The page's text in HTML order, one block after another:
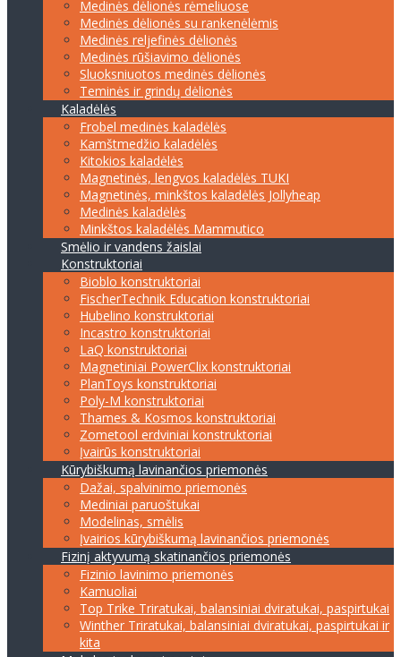
Medinės dėlionės rėmeliuose
Medinės dėlionės su rankenėlėmis
Medinės reljefinės dėlionės
Medinės rūšiavimo dėlionės
Sluoksniuotos medinės dėlionės
Teminės ir grindų dėlionės
Kaladėlės
Frobel medinės kaladėlės
Kamštmedžio kaladėlės
Kitokios kaladėlės
Magnetinės, lengvos kaladėlės TUKI
Magnetinės, minkštos kaladėlės Jollyheap
Medinės kaladėlės
Minkštos kaladėlės Mammutico
Smėlio ir vandens žaislai
Konstruktoriai
Bioblo konstruktoriai
FischerTechnik Education konstruktoriai
Hubelino konstruktoriai
Incastro konstruktoriai
LaQ konstruktoriai
Magnetiniai PowerClix konstruktoriai
PlanToys konstruktoriai
Poly-M konstruktoriai
Thames & Kosmos konstruktoriai
Zometool erdviniai konstruktoriai
Įvairūs konstruktoriai
Kūrybiškumą lavinančios priemonės
Dažai, spalvinimo priemonės
Mediniai paruoštukai
Modelinas, smėlis
Įvairios kūrybiškumą lavinančios priemonės
Fizinį aktyvumą skatinančios priemonės
Fizinio lavinimo priemonės
Kamuoliai
Top Trike Triratukai, balansiniai dviratukai, paspirtukai
Winther Triratukai, balansiniai dviratukai, paspirtukai ir
kita